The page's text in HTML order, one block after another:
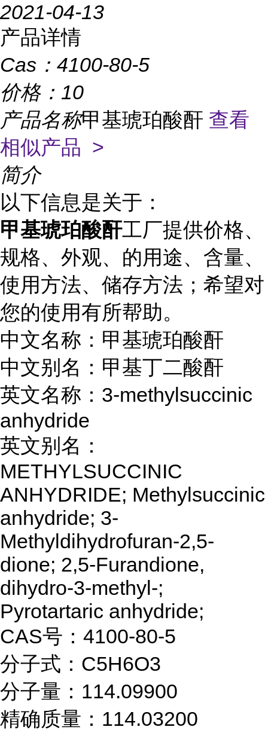
2021-04-13
产品详情
Cas： 4100-80-5
价格： 10
产品名称甲基琥珀酸酐 查看
相似产品 >
简介
以下信息是关于：
甲基琥珀酸酐工厂提供价格、
规格、外观、的用途、含量、
使用方法、储存方法；希望对
您的使用有所帮助。
中文名称：甲基琥珀酸酐
中文别名：甲基丁二酸酐
英文名称：3-methylsuccinic
anhydride
英文别名：
METHYLSUCCINIC
ANHYDRIDE; Methylsuccinic
anhydride; 3-
Methyldihydrofuran-2,5-
dione; 2,5-Furandione,
dihydro-3-methyl-;
Pyrotartaric anhydride;
CAS号：4100-80-5
分子式：C5H6O3
分子量：114.09900
精确质量：114.03200